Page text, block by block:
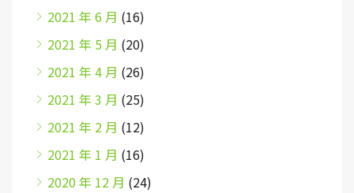
2021 年 6 月 (16)
2021 年 5 月 (20)
2021 年 4 月 (26)
2021 年 3 月 (25)
2021 年 2 月 (12)
2021 年 1 月 (16)
2020 年 12 月 (24)